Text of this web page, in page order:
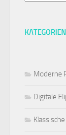
KATEGORIEN
Moderne
Digitale